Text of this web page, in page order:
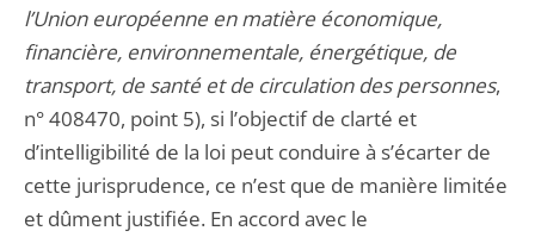
l’Union européenne en matière économique,
financière, environnementale, énergétique, de
transport, de santé et de circulation des personnes,
n° 408470, point 5), si l’objectif de clarté et
d’intelligibilité de la loi peut conduire à s’écarter de
cette jurisprudence, ce n’est que de manière limitée
et dûment justifiée. En accord avec le